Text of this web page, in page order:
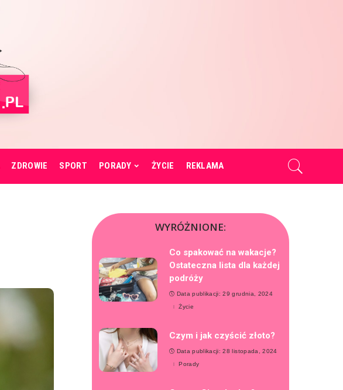
ZDROWIE SPORT PORADY ŻYCIE REKLAMA
WYRÓŻNIONE:
Co spakować na wakacje?
Ostateczna lista dla każdej
podróży
Data publikacji: 29 grudnia, 2024
Życie
Czym i jak czyścić złoto?
Data publikacji: 28 listopada, 2024
Porady